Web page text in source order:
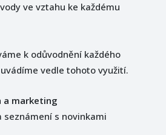
ve vztahu ke každému
k odůvodnění každého
vedle tohoto využití.
a marketing
seznámení s novinkami